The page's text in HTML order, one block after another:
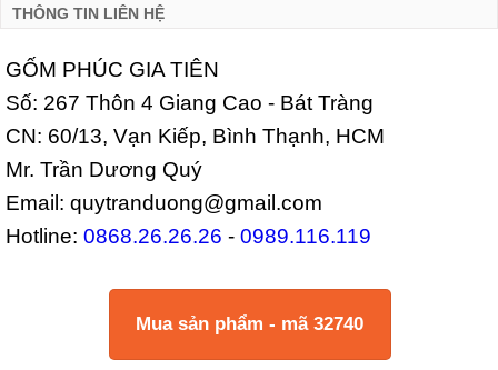
THÔNG TIN LIÊN HỆ
GỐM PHÚC GIA TIÊN
Số: 267 Thôn 4 Giang Cao - Bát Tràng
CN: 60/13, Vạn Kiếp, Bình Thạnh, HCM
Mr. Trần Dương Quý
Email: quytranduong@gmail.com
Hotline: 0868.26.26.26 - 0989.116.119
Mua sản phẩm - mã 32740